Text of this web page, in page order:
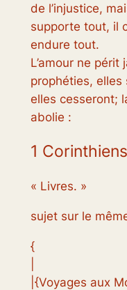
de l’injustice,
supporte tout, il
endure tout.
L’amour ne périt
prophéties, elles
elles cesseront;
abolie :
1
« Livres. »
sujet sur le
{
|{Voyages aux